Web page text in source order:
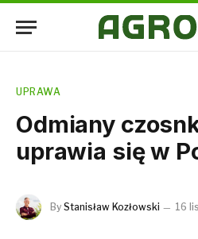
UPRAWA
Odmiany
uprawia się w
By Stanisław Kozłowski 16